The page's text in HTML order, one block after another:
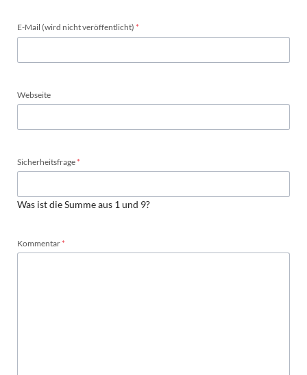
Pflichtfeld
E-Mail (wird nicht veröffentlicht) *
Webseite
Pflichtfeld
Sicherheitsfrage*
Was ist die Summe aus 1 und 9?
Pflichtfeld
Kommentar*